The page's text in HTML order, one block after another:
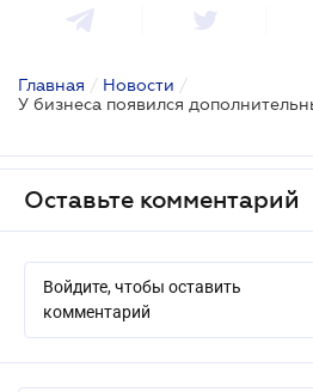
Главная / Новости /
Оставьте комментарий
Войдите, чтобы оставить
комментарий